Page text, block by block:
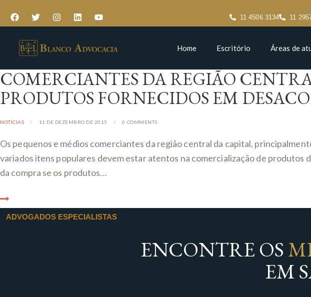
11 4506 3134 11
Home Escritório Áreas de
COMERCIANTES DA REGIÃO
PRODUTOS FORNECIDOS EM
NOTÍCIAS 11 DE DEZEMBRO DE 2015 0 COMMENTS
Os pequenos e médios comerciantes da região central da capital,
variados itens populares devem estar atentos na comercialização de
da compra se os produtos…
ADVOGADOS ESPECIALISTAS
ENCONTRE OS
EM